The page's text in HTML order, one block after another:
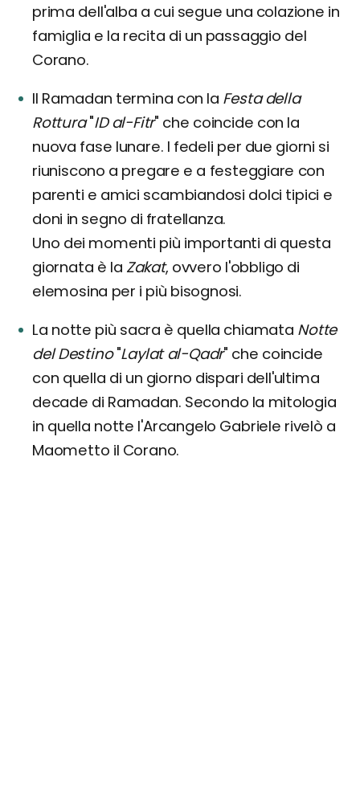
prima dell'alba a cui segue una colazione in
famiglia e la recita di un passaggio del
Corano.
Il Ramadan termina con la Festa della
Rottura"ID al-Fitr" che coincide con la
nuova fase lunare. I fedeli per due giorni si
riuniscono a pregare e a festeggiare con
parenti e amici scambiandosi dolci tipici e
doni in segno di fratellanza.
Uno dei momenti più importanti di questa
giornata è la Zakat, ovvero l'obbligo di
elemosina per i più bisognosi.
La notte più sacra è quella chiamata Notte
del Destino"Laylat al-Qadr" che coincide
con quella di un giorno dispari dell'ultima
decade di Ramadan. Secondo la mitologia
in quella notte l'Arcangelo Gabriele rivelò a
Maometto il Corano.